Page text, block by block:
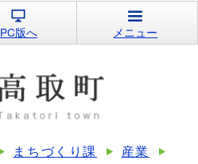
PC版へ メニュー
まちづくり課
産業